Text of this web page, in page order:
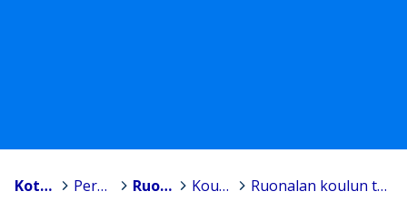
Kotka Peruskoulut > Ruonalan koulu > Koulunkäynnin tuki > Ruonalan koulun toiminnallinen tasa-arvo- ja yhdenvertaisuussuunnitelma